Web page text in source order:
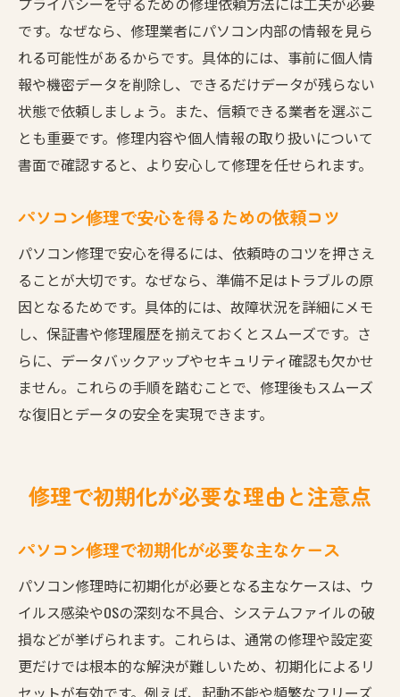
です。なぜなら、修理業者にパソコン内部の情報を見ら
れる可能性があるからです。具体的には、事前に個人情
報や機密データを削除し、できるだけデータが残らない
状態で依頼しましょう。また、信頼できる業者を選ぶこ
とも重要です。修理内容や個人情報の取り扱いについて
書面で確認すると、より安心して修理を任せられます。
パソコン修理で安心を得るための依頼コツ
パソコン修理で安心を得るには、依頼時のコツを押さえ
ることが大切です。なぜなら、準備不足はトラブルの原
因となるためです。具体的には、故障状況を詳細にメモ
し、保証書や修理履歴を揃えておくとスムーズです。さ
らに、データバックアップやセキュリティ確認も欠かせ
ません。これらの手順を踏むことで、修理後もスムーズ
な復旧とデータの安全を実現できます。
修理で初期化が必要な理由と注意点
パソコン修理で初期化が必要な主なケース
パソコン修理時に初期化が必要となる主なケースは、ウ
イルス感染やOSの深刻な不具合、システムファイルの破
損などが挙げられます。これらは、通常の修理や設定変
更だけでは根本的な解決が難しいため、初期化によるリ
セットが有効です。例えば、起動不能や頻繁なフリーズ